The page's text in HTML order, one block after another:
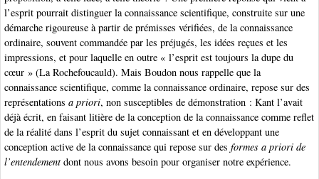
l’esprit pourrait distinguer la connaissance scientifique, construite sur une
démarche rigoureuse à partir de prémisses vérifiées, de la connaissance
ordinaire, souvent commandée par les préjugés, les idées reçues et les
impressions, et pour laquelle en outre « l’esprit est toujours la dupe du
cœur » (La Rochefoucauld). Mais Boudon nous rappelle que la
connaissance scientifique, comme la connaissance ordinaire, repose sur des
représentations a priori, non susceptibles de démonstration : Kant l’avait
déjà écrit, en faisant litière de la conception de la connaissance comme reflet
de la réalité dans l’esprit du sujet connaissant et en développant une
conception active de la connaissance qui repose sur des formes a priori de
l’entendementdont nous avons besoin pour organiser notre expérience.